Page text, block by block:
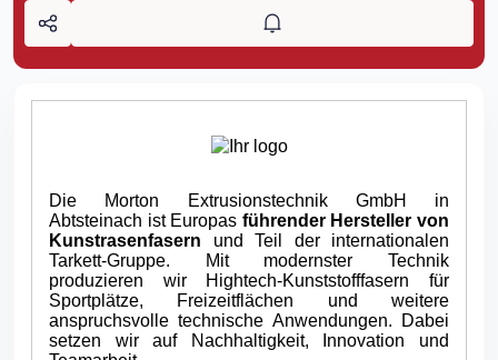
Die Morton Extrusionstechnik GmbH in
Abtsteinach ist Europas führender Hersteller von
Kunstrasenfasern und Teil der internationalen
Tarkett-Gruppe. Mit modernster Technik
produzieren wir Hightech-Kunststofffasern für
Sportplätze, Freizeitflächen und weitere
anspruchsvolle technische Anwendungen. Dabei
setzen wir auf Nachhaltigkeit, Innovation und